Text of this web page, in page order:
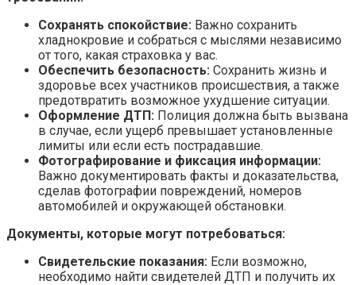
Сохранять спокойствие: Важно сохранить
хладнокровие и собраться с мыслями независимо
от того, какая страховка у вас.
Обеспечить безопасность: Сохранить жизнь и
здоровье всех участников происшествия, а также
предотвратить возможное ухудшение ситуации.
Оформление ДТП: Полиция должна быть вызвана
в случае, если ущерб превышает установленные
лимиты или если есть пострадавшие.
Фотографирование и фиксация информации:
Важно документировать факты и доказательства,
сделав фотографии повреждений, номеров
автомобилей и окружающей обстановки.
Документы, которые могут потребоваться:
Свидетельские показания: Если возможно,
необходимо найти свидетелей ДТП и получить их